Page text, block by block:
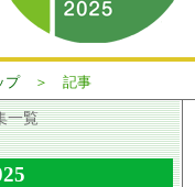
プ＞ 記事
一覧